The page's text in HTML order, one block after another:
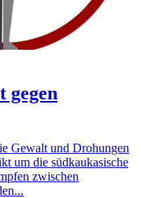
gegen
Gewalt und Drohungen
um die südkaukasische
zwischen